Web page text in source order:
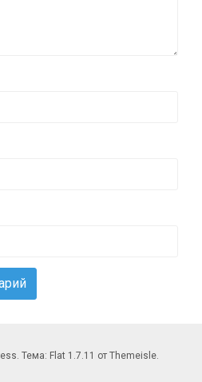
Тема: Flat 1.7.11 от Themeisle.